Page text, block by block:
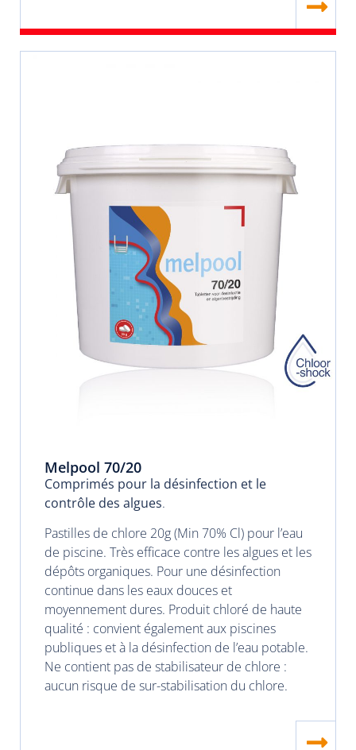
Melpool 70/20
Comprimés pour la désinfection et le
contrôle des algues.
Pastilles de chlore 20g (Min 70% Cl) pour l’eau
de piscine. Très efficace contre les algues et les
dépôts organiques. Pour une désinfection
continue dans les eaux douces et
moyennement dures. Produit chloré de haute
qualité : convient également aux piscines
publiques et à la désinfection de l’eau potable.
Ne contient pas de stabilisateur de chlore :
aucun risque de sur-stabilisation du chlore.